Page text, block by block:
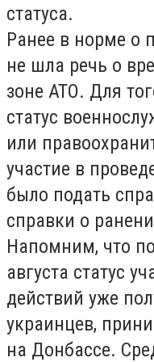
статуса.
Ранее в норме о
не шла речь о
зоне АТО. Для
статус
или
участие в
было подать
справки о
Напомним, что
августа статус
действий уже
украинцев,
на Донбассе.